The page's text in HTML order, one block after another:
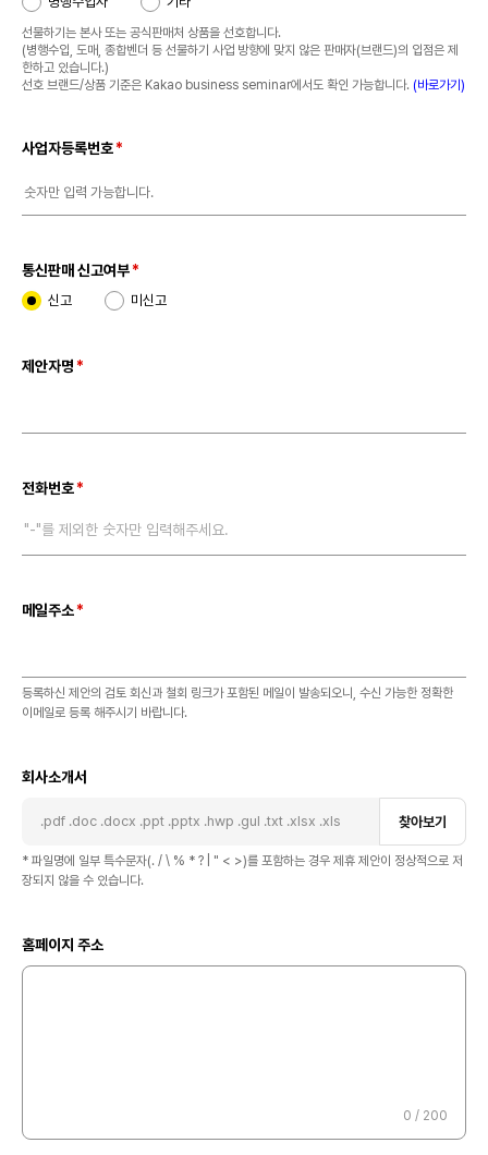
선물하기는 본사 또는 공식판매처 상품을 선호합니다.
(병행수입, 도매, 종합벤더 등 선물하기 사업 방향에 맞지 않은 판매자(브랜드)의 입점은 제
한하고 있습니다.)
선호 브랜드/상품 기준은 Kakao business seminar에서도 확인 가능합니다. (바로가기)
사업자등록번호
통신판매 신고여부
신고 미신고
제안자명
전화번호
"-"를 제외한 숫자만 입력해주세요.
메일주소
등록하신 제안의 검토 회신과 철회 링크가 포함된 메일이 발송되오니, 수신 가능한 정확한
이메일로 등록 해주시기 바랍니다.
회사소개서
.pdf .doc .docx .ppt .pptx .hwp .gul .txt .xlsx .xls 찾아보기
* 파일명에 일부 특수문자(. / \ % * ? | " < >)를 포함하는 경우 제휴 제안이 정상적으로 저
장되지 않을 수 있습니다.
홈페이지 주소
0 / 200